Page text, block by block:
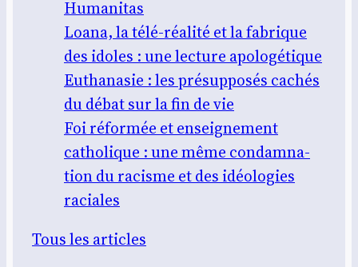
Huma­ni­tas
Loa­na, la télé-réa­li­té et la fabrique
des idoles : une lec­ture apo­lo­gé­tique
Eutha­na­sie : les pré­sup­po­sés cachés
du débat sur la fin de vie
Foi réfor­mée et ensei­gne­ment
catho­lique : une même condam­na­
tion du racisme et des idéo­lo­gies
raciales
Tous les articles